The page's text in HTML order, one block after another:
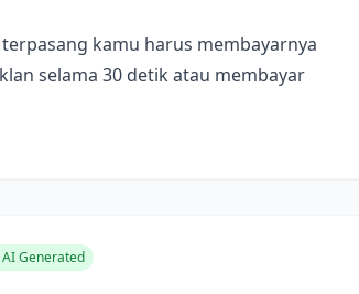
kamu harus membayarnya
selama 30 detik atau membayar
AI Generated